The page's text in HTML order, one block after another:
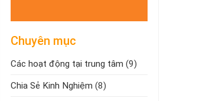
Chuyên mục
Các hoạt động tại trung tâm (9)
Chia Sẻ Kinh Nghiệm (8)